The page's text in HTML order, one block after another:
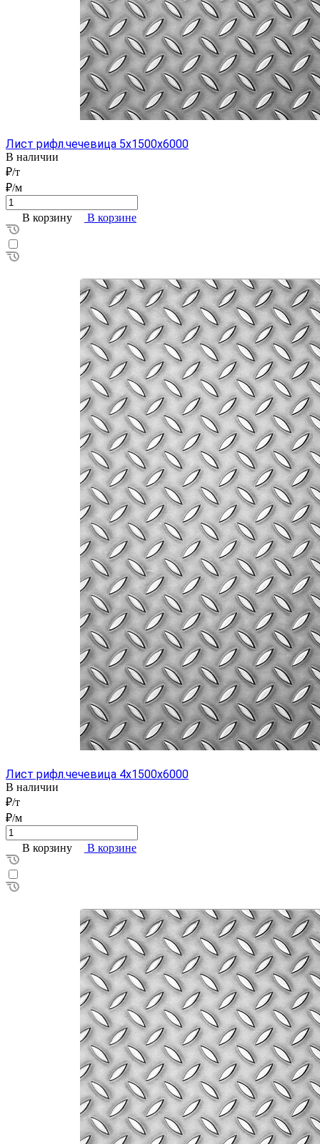
Лист рифл.чечевица 5x1500x6000
В наличии
₽/т
₽/м
В корзину В корзине
Лист рифл.чечевица 4x1500x6000
В наличии
₽/т
₽/м
В корзину В корзине